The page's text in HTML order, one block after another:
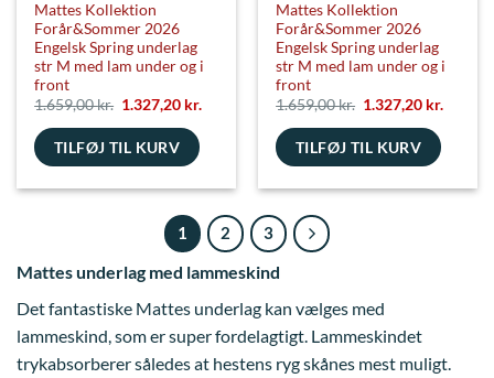
Mattes Kollektion
Forår&Sommer 2026
Engelsk Spring underlag
str M med lam under og i
front
1.659,00kr. Den
oprindelige
pris
var:
1.659,00 kr..
1.327,20 kr.Den
1.327,20 kr..
TILFØJ TIL KURV
Mattes Kollektion
Forår&Sommer 2026
Engelsk Spring underlag
str M med lam under og i
front
1.659,00kr. Den
oprindelige
pris
var:
1.659,00 kr..
1.327,20 kr.Den
TILFØJ TIL KURV
1 2 3
Mattes underlag med lammeskind
Det fantastiske Mattes underlag kan vælges med
lammeskind, som er super fordelagtigt. Lammeskindet
trykabsorberer således at hestens ryg skånes mest muligt.